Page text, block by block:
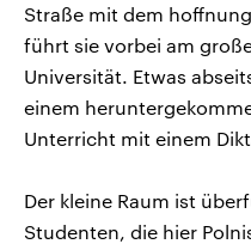
Straße mit dem
führt sie vorbei am
Universität. Etwas
einem
Unterricht mit einem
Der kleine Raum ist
Studenten, die hier